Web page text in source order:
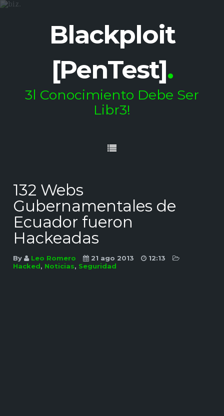
Blackploit
[PenTest].
3l Conocimiento Debe Ser
Libr3!
132 Webs
Gubernamentales de
Ecuador fueron
Hackeadas
By Leo Romero 21 ago 2013
12:13
Hacked, Noticias, Seguridad